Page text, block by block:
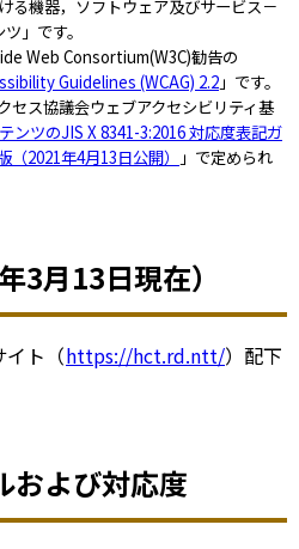
る機器，ソフトウェア及びサービス－
」です。
Web Consortium(W3C)勧告の
Guidelines (WCAG) 2.2 」です。
ス協議会ウェブアクセシビリティ基
ンツのJIS X 8341-3:2016 対応度表記ガ
2021年4月13日公開）
」で定められ
3月13日現在）
ト（https://hct.rd.ntt/）配下
および対応度